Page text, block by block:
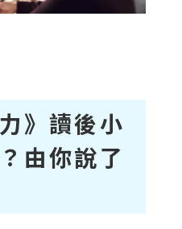
》讀後小
由你說了